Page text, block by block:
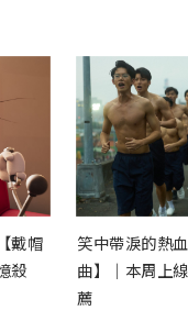
戴帽
殺
笑中帶淚的熱
曲】｜本周上
薦